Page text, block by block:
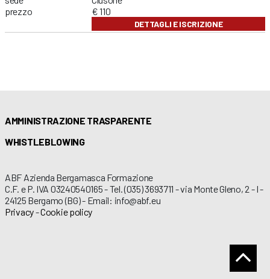
prezzo
€ 110
DETTAGLI E ISCRIZIONE
AMMINISTRAZIONE TRASPARENTE
WHISTLEBLOWING
ABF Azienda Bergamasca Formazione
C.F. e P. IVA 03240540165 - Tel. (035) 3693711 - via Monte Gleno, 2 - I -
24125 Bergamo (BG) - Email: info@abf.eu
Privacy-Cookie policy